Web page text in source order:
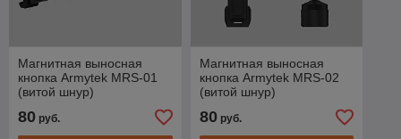
Магнитная выносная
кнопка Armytek MRS-01
(витой шнур)
80 руб.
Магнитная выносная
кнопка Armytek MRS-02
(витой шнур)
80руб.